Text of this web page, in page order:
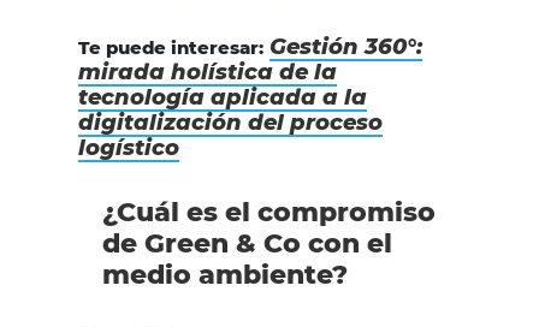
Te puede interesar: Gestión 360°:
mirada holística de la
tecnología aplicada a la
digitalización del proceso
logístico
¿Cuál es el compromiso
de Green & Co con el
medio ambiente?